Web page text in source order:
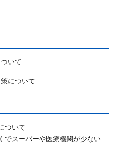
いて
について
ついて
でスーパーや医療機関が少ない